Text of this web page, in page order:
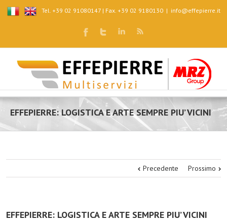
Tel. +39 02 91080147 | Fax. +39 02 9180130 | info@effepierre.it
EFFEPIERRE: LOGISTICA E ARTE SEMPRE PIU’ VICINI
Precedente Prossimo
EFFEPIERRE: LOGISTICA E ARTE SEMPRE PIU’ VICINI